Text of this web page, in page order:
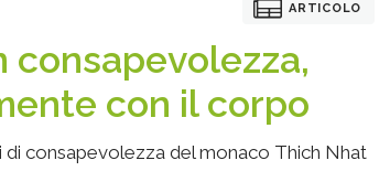
ARTICOLO
consapevolezza,
con il corpo
consapevolezza del monaco Thich Nhat